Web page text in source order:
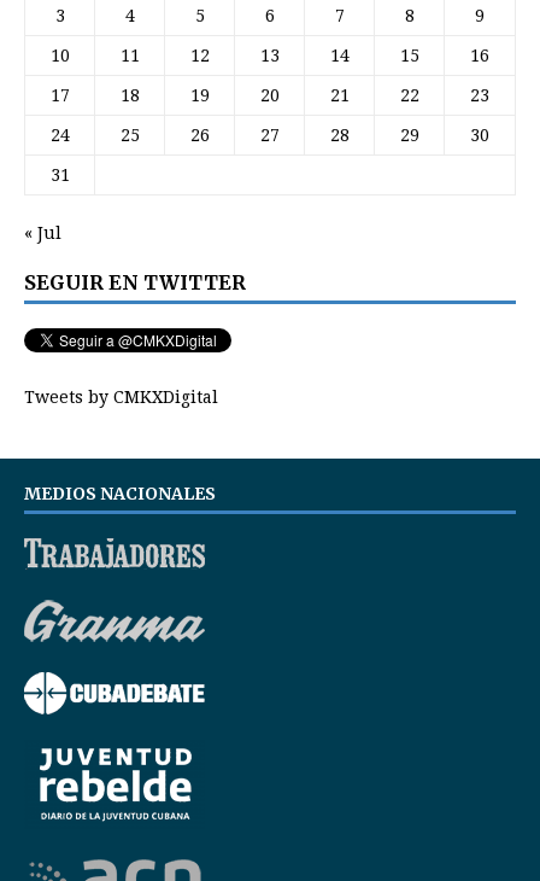
3 4 5 6 7 8 9
10 11 12 13 14 15 16
17 18 19 20 21 22 23
24 25 26 27 28 29 30
31
« Jul
SEGUIR EN TWITTER
Tweets by CMKXDigital
MEDIOS NACIONALES